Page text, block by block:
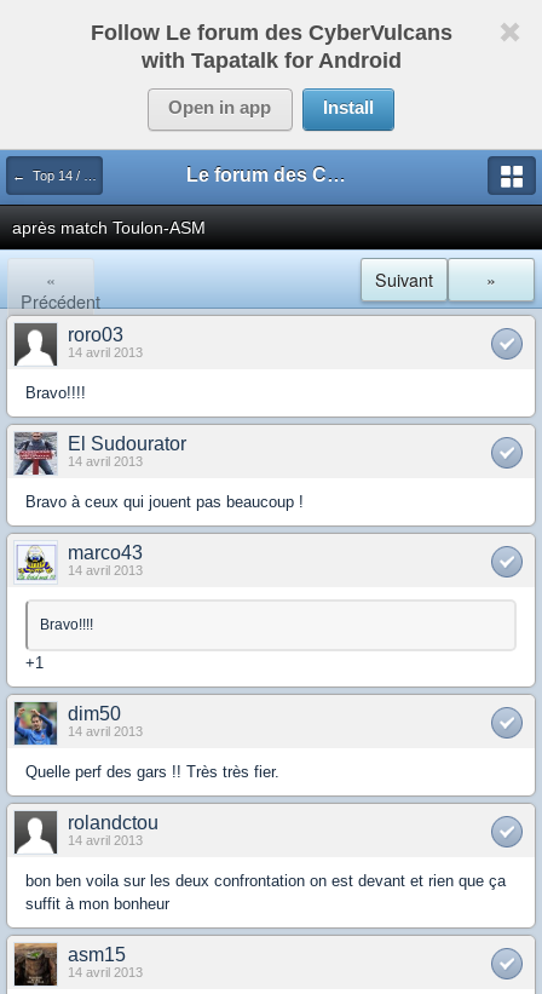
Follow Le forum des CyberVulcans
with Tapatalk for Android
Open in app Install
← Top 14 / Pro D2 Le forum des CyberVulcans
après match Toulon-ASM
«
Précédent
»
Suivant
roro03
14 avril 2013
Bravo!!!!
El Sudourator
14 avril 2013
Bravo à ceux qui jouent pas beaucoup !
marco43
14 avril 2013
Bravo!!!!
+1
dim50
14 avril 2013
Quelle perf des gars !! Très très fier.
rolandctou
14 avril 2013
bon ben voila sur les deux confrontation on est devant et rien que ça
suffit à mon bonheur
asm15
14 avril 2013